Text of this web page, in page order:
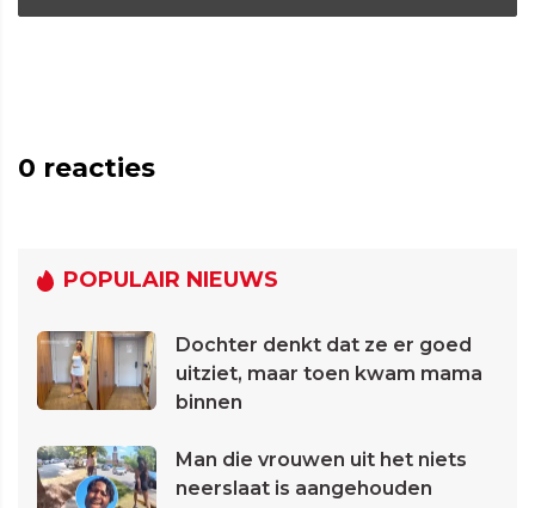
0 reacties
POPULAIR NIEUWS
Dochter denkt dat ze er goed
uitziet, maar toen kwam mama
binnen
Man die vrouwen uit het niets
neerslaat is aangehouden